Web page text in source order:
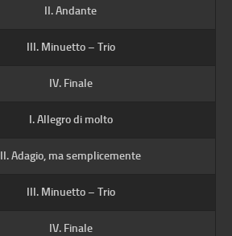
II. Andante
III. Minuetto – Trio
IV. Finale
I. Allegro di molto
II. Adagio, ma semplicemente
III. Minuetto – Trio
IV. Finale